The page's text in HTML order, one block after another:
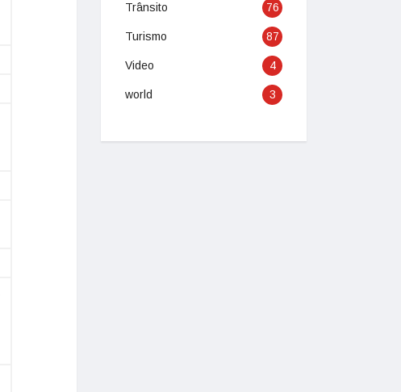
Trânsito 76
Turismo 87
Video 4
world 3